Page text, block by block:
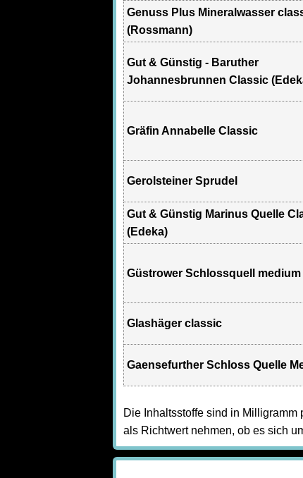
Genuss Plus Mineralwasser
(Rossmann)
Gut & Günstig - Baruther
Johannesbrunnen Classic
Gräfin Annabelle Classic
Gerolsteiner Sprudel
Gut & Günstig Marinus Quelle
(Edeka)
Güstrower Schlossquell medium
Glashäger classic
Gaensefurther Schloss Quelle
Die Inhaltsstoffe sind in
als Richtwert nehmen, ob es sich